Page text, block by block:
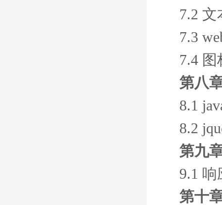
7.2
7.3
7.4
第八
8.1
8.2
第九
9.1
第十